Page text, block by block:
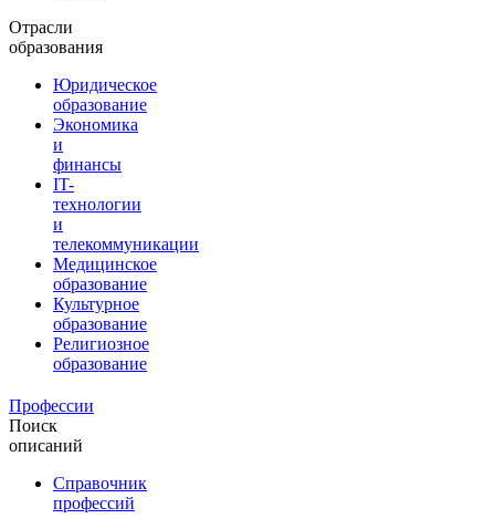
Отрасли
образования
Юридическое
образование
Экономика
и
финансы
IT-
технологии
и
телекоммуникации
Медицинское
образование
Культурное
образование
Религиозное
образование
Профессии
Поиск
описаний
Справочник
профессий